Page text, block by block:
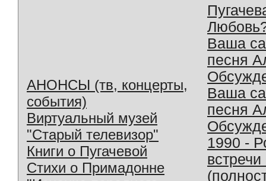
АНОНСЫ (тв, концерты,
события)
Виртуальный музей
"Старый телевизор"
Книги о Пугачевой
Стихи о Примадонне
Ваша
песня
Ваша
песня
1990 -